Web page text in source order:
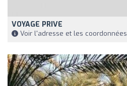
VOYAGE PRIVE
Voir l'adresse et les coordonnées